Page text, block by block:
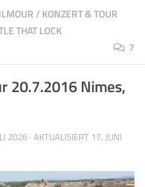
/KONZERT & TOUR
THAT LOCK
7
20.7.2016 Nimes,
2026 · AKTUALISIERT 17. JUNI